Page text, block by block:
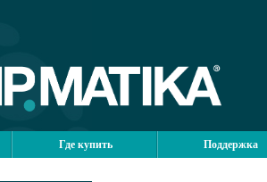
Где купить Поддержка